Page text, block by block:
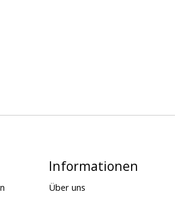
Informationen
Über uns